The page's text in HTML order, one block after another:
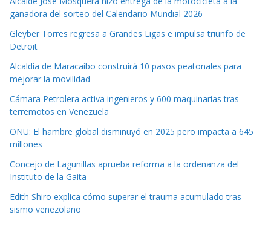
ganadora del sorteo del Calendario Mundial 2026
Gleyber Torres regresa a Grandes Ligas e impulsa triunfo de
Detroit
Alcaldía de Maracaibo construirá 10 pasos peatonales para
mejorar la movilidad
Cámara Petrolera activa ingenieros y 600 maquinarias tras
terremotos en Venezuela
ONU: El hambre global disminuyó en 2025 pero impacta a 645
millones
Concejo de Lagunillas aprueba reforma a la ordenanza del
Instituto de la Gaita
Edith Shiro explica cómo superar el trauma acumulado tras
sismo venezolano